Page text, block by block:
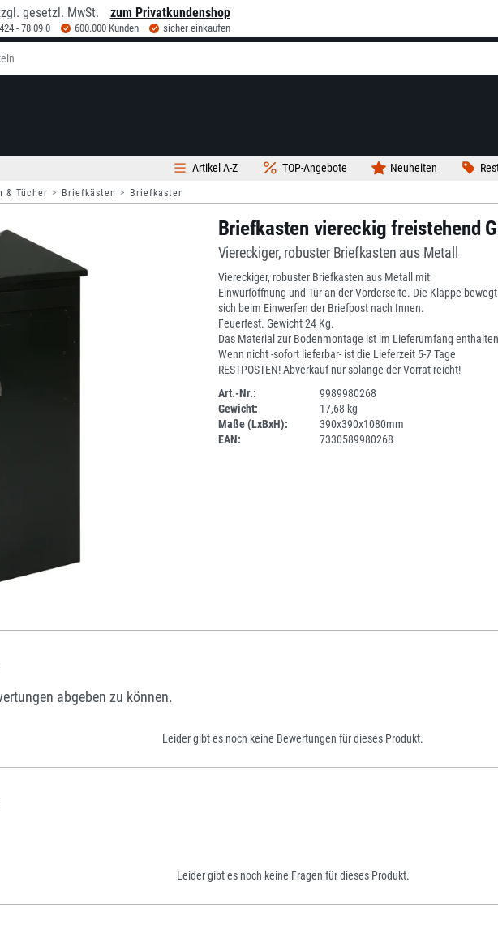
gesetzl. MwSt. zum Privatkundenshop
- 78 09 0 600.000 Kunden sicher einkaufen
Neuheiten
TOP-Angebote
Artikel A-Z
& Tücher Briefkästen Briefkasten
Briefkasten viereckig freistehend
Viereckiger, robuster Briefkasten aus Metall
Viereckiger, robuster Briefkasten aus Metall mit
Einwurföffnung und Tür an der Vorderseite. Die Klappe bewegt
sich beim Einwerfen der Briefpost nach Innen.
Feuerfest. Gewicht 24 Kg.
Das Material zur Bodenmontage ist im Lieferumfang
Wenn nicht -sofort lieferbar- ist die Lieferzeit 5-7 Tage
RESTPOSTEN! Abverkauf nur solange der Vorrat reicht!
Art.-Nr.:
9989980268
Gewicht:
17,68 kg
Maße (LxBxH):
390x390x1080mm
EAN:
7330589980268
abgeben zu können.
Leider gibt es noch keine Bewertungen für dieses Produkt.
Leider gibt es noch keine Fragen für dieses Produkt.